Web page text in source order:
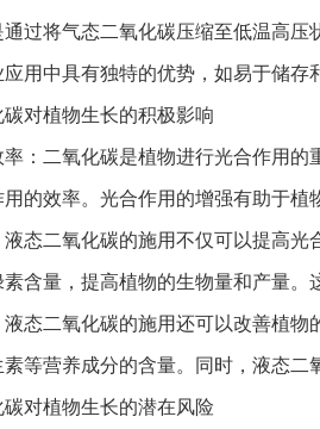
将气态二氧化碳压缩至低温高压
用中具有独特的优势，如易于储存
对植物生长的积极影响
二氧化碳是植物进行光合作用的
的效率。光合作用的增强有助于植
二氧化碳的施用不仅可以提高光
含量，提高植物的生物量和产量。
二氧化碳的施用还可以改善植物
等营养成分的含量。同时，液态
对植物生长的潜在风险